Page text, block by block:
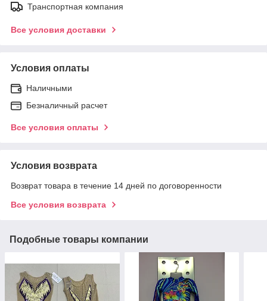
Транспортная компания
Все условия доставки
Условия оплаты
Наличными
Безналичный расчет
Все условия оплаты
Условия возврата
Возврат товара в течение 14 дней по договоренности
Все условия возврата
Подобные товары компании